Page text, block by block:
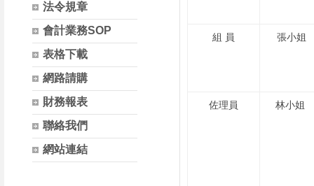
法令規章
會計業務SOP
表格下載
網路請購
財務報表
聯絡我們
網站連結
組 員 張小姐
佐理員 林小姐